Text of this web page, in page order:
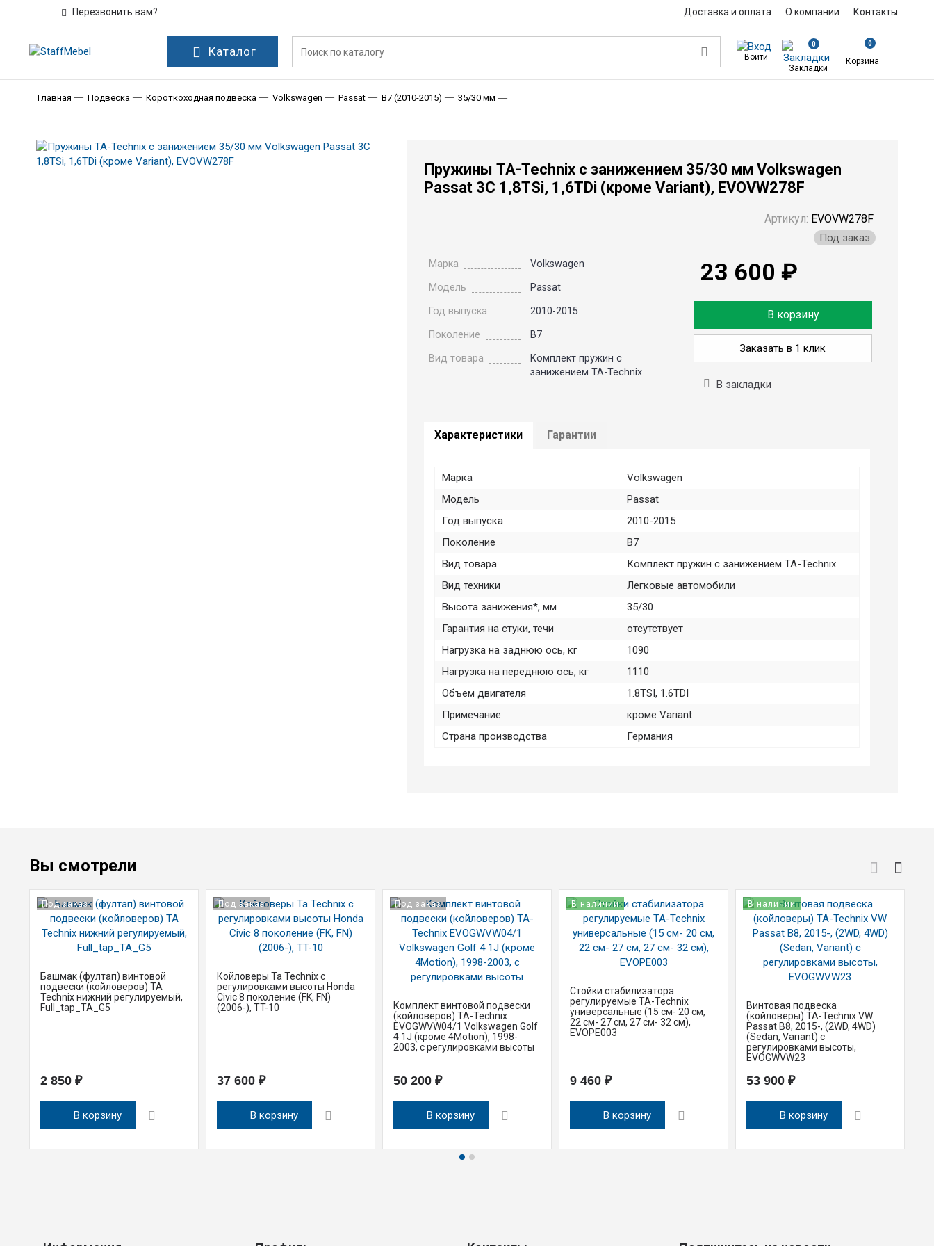
Перезвонить вам? Доставка и оплата О компании Контакты
Каталог Войти
0
Закладки
0
Корзина
Главная Подвеска Короткоходная подвеска Volkswagen Passat B7 (2010-2015) 35/30 мм
Пружины TA-Technix с занижением 35/30 мм Volkswagen
Passat 3C 1,8TSi, 1,6TDi (кроме Variant), EVOVW278F
Марка
Volkswagen
Модель
Passat
Год выпуска
2010-2015
Поколение
B7
Вид товара
Комплект пружин с
занижением TA-Technix
Артикул: EVOVW278F
Под заказ
23 600 ₽
В корзину
Заказать в 1 клик
В закладки
Характеристики Гарантии
Марка
Volkswagen
Модель
Passat
Год выпуска
2010-2015
Поколение
B7
Вид товара
Комплект пружин с занижением TA-Technix
Вид техники
Легковые автомобили
Высота занижения*, мм
35/30
Гарантия на стуки, течи
отсутствует
Нагрузка на заднюю ось, кг
1090
Нагрузка на переднюю ось, кг
1110
Объем двигателя
1.8TSI, 1.6TDI
Примечание
кроме Variant
Страна производства
Германия
Вы смотрели
Под заказ
Башмак (фултап) винтовой
подвески (койловеров) TA
Technix нижний регулируемый,
Full_tap_TA_G5
2 850 ₽
В корзину
Под заказ
Койловеры Ta Technix с
регулировками высоты Honda
Civic 8 поколение (FK, FN)
(2006-), TT-10
37 600 ₽
В корзину
Под заказ
Комплект винтовой подвески
(койловеров) TA-Technix
EVOGWVW04/1 Volkswagen Golf
4 1J (кроме 4Motion), 1998-
2003, с регулировками высоты
50 200 ₽
В корзину
В наличии
Стойки стабилизатора
регулируемые TA-Technix
универсальные (15 см- 20 см,
22 см- 27 см, 27 см- 32 см),
EVOPE003
9 460 ₽
В корзину
В наличии
Винтовая подвеска
(койловеры) TA-Technix VW
Passat B8, 2015-, (2WD, 4WD)
(Sedan, Variant) с
регулировками высоты,
EVOGWVW23
53 900 ₽
В корзину